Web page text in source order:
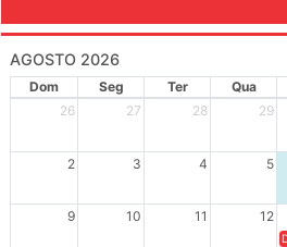
AGOSTO 2026
Dom Seg Ter Qua
26
27 28 29
2 3 4 5
9 10 11 12